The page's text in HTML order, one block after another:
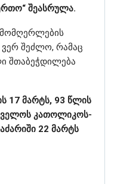
შეასრულა.
ვერ შეძლო, რამაც
შთაბეჭდილება
17 მარტს, 93 წლის
კათოლიკოს-
22 მარტს